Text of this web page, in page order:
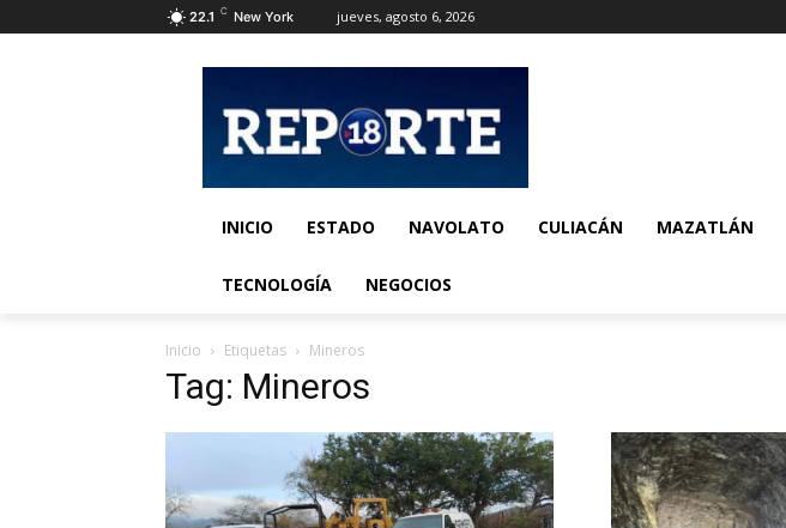
22.1 C New York jueves, agosto 6, 2026
INICIO ESTADO NAVOLATO CULIACÁN MAZATLÁN
TECNOLOGÍA NEGOCIOS
Inicio Etiquetas Mineros
Tag: Mineros